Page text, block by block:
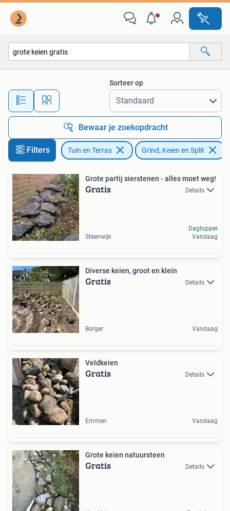
Alle afstanden…
Sorteer op
Bewaar je zoekopdracht
Filters Tuin en Terras Grind, Keien en Split
Grote partij sierstenen - alles moet weg!
Gratis Details
Steenwijk
Dagtopper
Vandaag
Diverse keien, groot en klein
Gratis Details
Borger Vandaag
Veldkeien
Gratis Details
Emmen Vandaag
Grote keien natuursteen
Gratis Details